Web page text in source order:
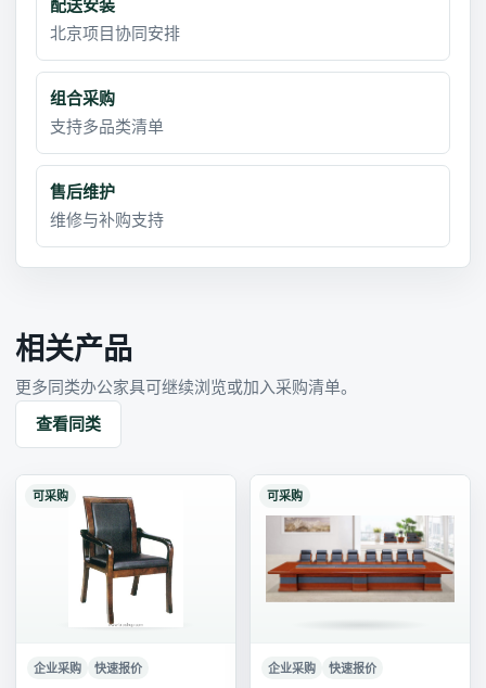
配送安装
北京项目协同安排
组合采购
支持多品类清单
售后维护
维修与补购支持
相关产品
更多同类办公家具可继续浏览或加入采购清单。
查看同类
可采购
企业采购 快速报价
可采购
企业采购 快速报价